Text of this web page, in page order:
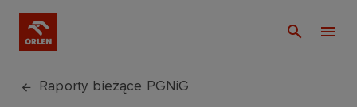
Raporty bieżące PGNiG